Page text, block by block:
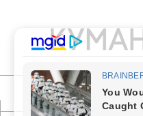
content
МУАБЕТИ
Primary